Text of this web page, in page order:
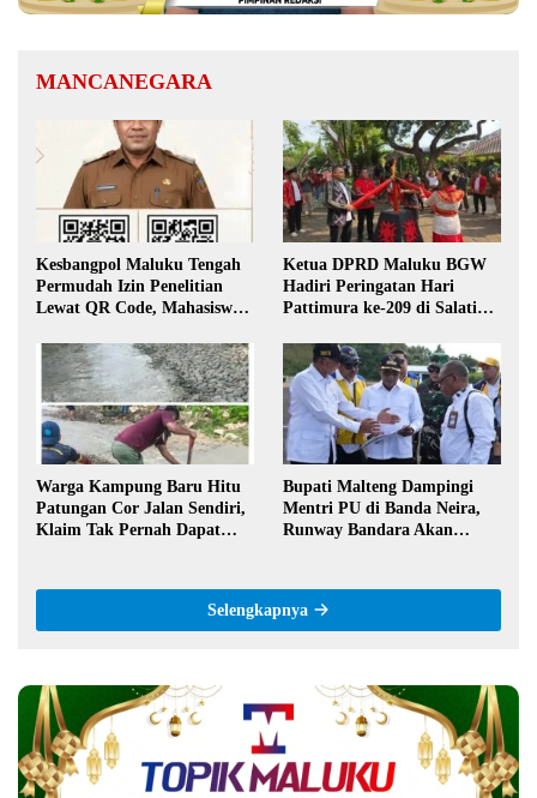
MANCANEGARA
Kesbangpol Maluku Tengah
Permudah Izin Penelitian
Lewat QR Code, Mahasiswa
Ketua DPRD Maluku BGW
Hadiri Peringatan Hari
Pattimura ke-209 di Salatiga,
Orang Basudara
Warga Kampung Baru Hitu
Patungan Cor Jalan Sendiri,
Klaim Tak Pernah Dapat
Bupati Malteng Dampingi
Mentri PU di Banda Neira,
Runway Bandara Akan
Selengkapnya